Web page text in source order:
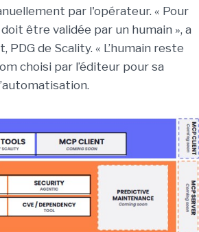
par l'opérateur. « Pour
être validée par un humain », a
de Scality. « L’humain reste
choisi par l’éditeur pour sa